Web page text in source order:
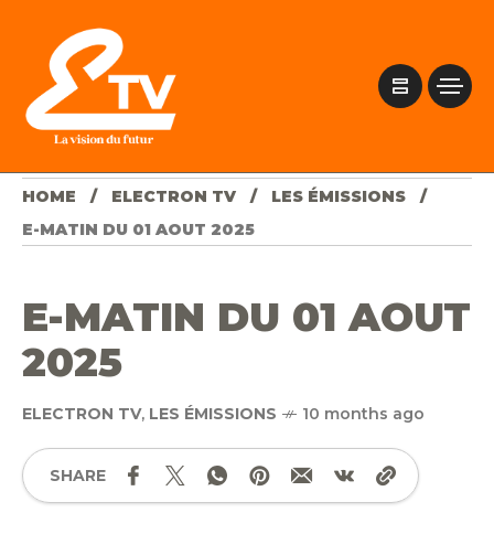
HOME ELECTRON TV
LES ÉMISSIONS
E-MATIN DU 01 AOUT 2025
E-MATIN DU 01 AOUT
2025
ELECTRON TV, LES ÉMISSIONS 10 months ago
SHARE